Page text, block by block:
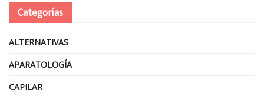
Categorías
ALTERNATIVAS
APARATOLOGÍA
CAPILAR